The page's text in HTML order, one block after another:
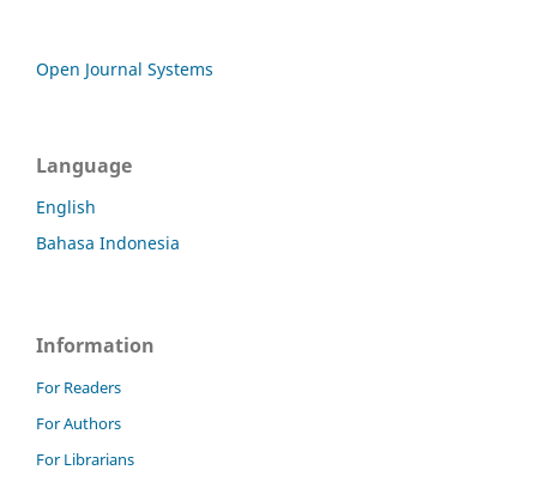
Open Journal Systems
Language
English
Bahasa Indonesia
Information
For Readers
For Authors
For Librarians